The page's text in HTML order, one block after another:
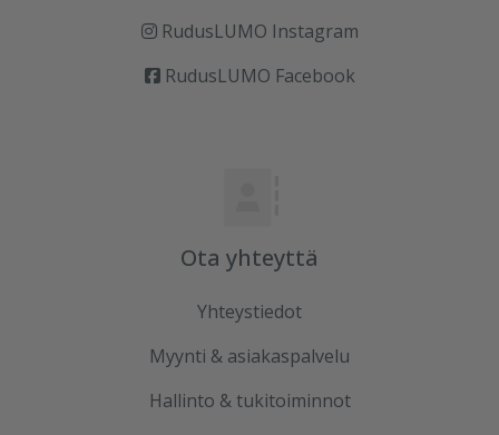
RudusLUMO Instagram
RudusLUMO Facebook
Ota yhteyttä
Yhteystiedot
Myynti & asiakaspalvelu
Hallinto & tukitoiminnot